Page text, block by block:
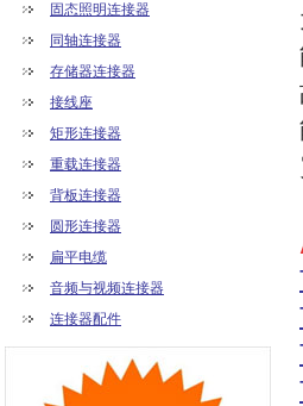
固态照明连接器
同轴连接器
存储器连接器
接线座
矩形连接器
重载连接器
背板连接器
圆形连接器
扁平电缆
音频与视频连接器
连接器配件